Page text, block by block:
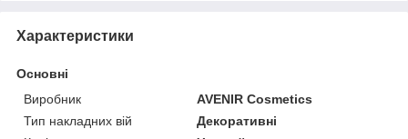
Характеристики
Основні
Виробник
AVENIR Cosmetics
Тип накладних вій
Декоративні